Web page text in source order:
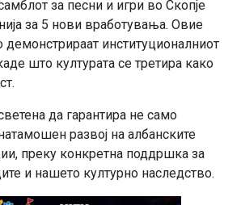
за песни и игри во Скопјe
за 5 нови вработувања. Овие
демонстрираат институционалниот
што културата се третира како
да гарантира не само
развој на албанските
преку конкретна поддршка за
и нашето културно наследство.